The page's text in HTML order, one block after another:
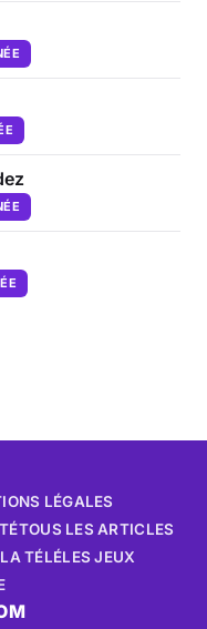
LÉGALES
TOUS LES ARTICLES
TÉLÉLES JEUX